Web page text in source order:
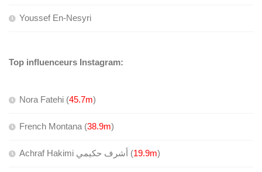
Youssef En-Nesyri
Top influenceurs Instagram:
Nora Fatehi (45.7m)
French Montana (38.9m)
Achraf Hakimi أشرف حكيمي ( 19.9m)